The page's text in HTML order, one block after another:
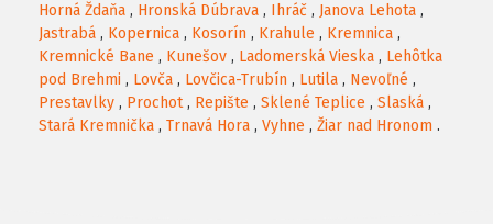
Horná Ždaňa , Hronská Dúbrava , Ihráč , Janova Lehota ,
Jastrabá , Kopernica , Kosorín , Krahule , Kremnica ,
Kremnické Bane , Kunešov , Ladomerská Vieska , Lehôtka
pod Brehmi , Lovča , Lovčica-Trubín , Lutila , Nevoľné ,
Prestavlky , Prochot, Repište , Sklené Teplice , Slaská ,
Stará Kremnička , Trnavá Hora , Vyhne , Žiar nad Hronom .